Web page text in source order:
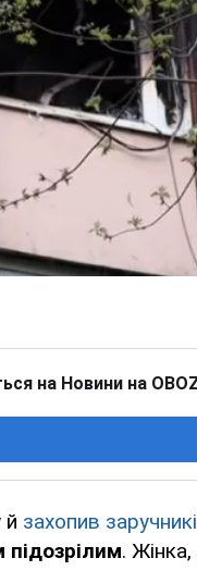
на Новини на
й захопив
.